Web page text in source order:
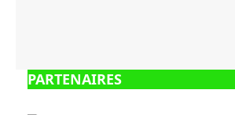
PARTENAIRES